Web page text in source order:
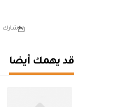
شارك
قد يهمك أيضا